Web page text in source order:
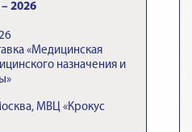
2026
«Медицинская
назначения и
МВЦ «Крокус